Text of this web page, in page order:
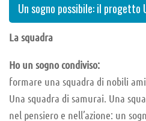
Un sogno possibile: il progetto
La squadra
Ho un sogno condiviso:
formare una squadra di nobili
Una squadra di samurai. Una
nel pensiero e nell’azione: un